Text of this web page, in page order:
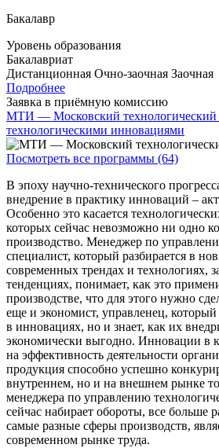
Бакалавр
Уровень образования
Бакалавриат
Дистанционная Очно-заочная Заочная
Подробнее
Заявка в приёмную комиссию
МТИ — Московский технологический
технологическими инновациями
Посмотреть все программы (64)
В эпоху научно-технического
внедрение в практику инноваций –
Особенно это касается
которых сейчас невозможно ни одно
производство. Менеджер по
специалист, который разбирается в
современных трендах и технологиях,
тенденциях, понимает, как это
производстве, что для этого нужно
еще и экономист, управленец, который
в инновациях, но и знает, как их
экономически выгодно. Инновации в
на эффективность деятельности
продукция способно успешно
внутреннем, но и на внешнем рынке
менеджера по управлению
сейчас набирает обороты, все больше
самые разные сферы производств,
современном рынке труда.